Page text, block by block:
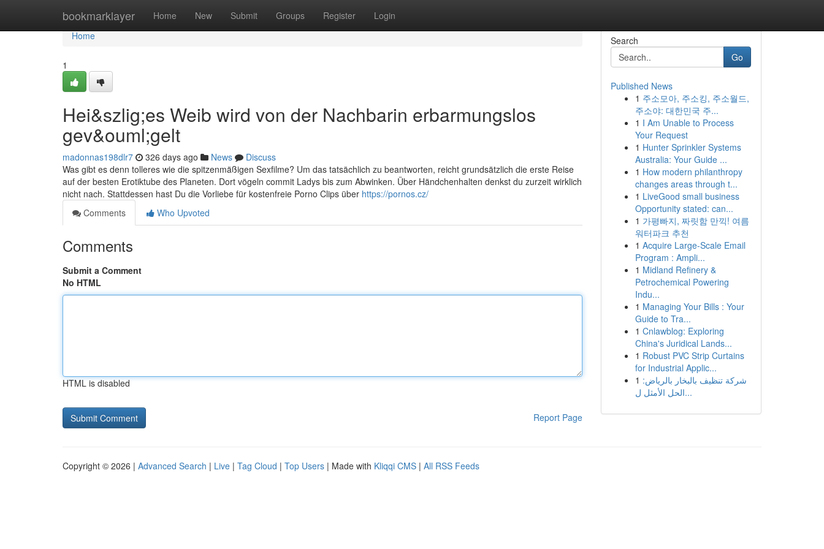
bookmarklayer Home New Submit Groups Register Login
Home
Home
1
Hei&szlig;es Weib wird von der Nachbarin erbarmungslos
gev&ouml;gelt
madonnas198dlr7 326 days ago News
Discuss
Was gibt es denn tolleres wie die spitzenmäßigen Sexfilme? Um das tatsächlich zu beantworten, reicht grundsätzlich die erste Reise
auf der besten Erotiktube des Planeten. Dort vögeln commit Ladys bis zum Abwinken. Über Händchenhalten denkst du zurzeit wirklich
nicht nach. Stattdessen hast Du die Vorliebe für kostenfreie Porno Clips über https://pornos.cz/
Comments
Who Upvoted
Comments
Submit a Comment
No HTML
HTML is disabled
Report Page
Search
Go
Published News
1 주소모아, 주소킹, 주소월드,
주소야: 대한민국 주...
1 I Am Unable to Process
Your Request
1 Hunter Sprinkler Systems
Australia: Your Guide ...
1 How modern philanthropy
changes areas through t...
1 LiveGood small business
Opportunity stated: can...
1 가평빠지, 짜릿함 만끽! 여름
워터파크 추천
1 Acquire Large-Scale Email
Program : Ampli...
1 Midland Refinery &
Petrochemical Powering
Indu...
1 Managing Your Bills : Your
Guide to Tra...
1 Cnlawblog: Exploring
China's Juridical Lands...
1 Robust PVC Strip Curtains
for Industrial Applic...
1 شركة تنظيف بالبخار بالرياض:
الحل الأمثل ل...
Copyright © 2026 | Advanced Search | Live | Tag Cloud | Top Users | Made with Kliqqi CMS | All RSS Feeds